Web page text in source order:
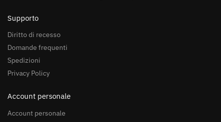
Supporto
Diritto di recesso
Domande frequenti
Spedizioni
Privacy Policy
Account personale
Account personale